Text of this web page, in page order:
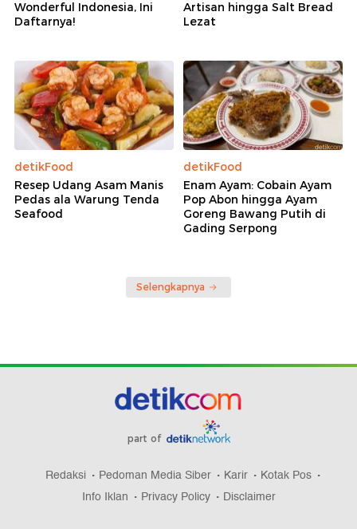
Wonderful Indonesia, Ini
Daftarnya!
Artisan hingga Salt Bread
Lezat
detikFood
Resep Udang Asam Manis
Pedas ala Warung Tenda
Seafood
detikFood
Enam Ayam: Cobain Ayam
Pop Abon hingga Ayam
Goreng Bawang Putih di
Gading Serpong
Selengkapnya
part of
Redaksi Pedoman Media Siber Karir
Kotak Pos
Info Iklan
Privacy Policy Disclaimer